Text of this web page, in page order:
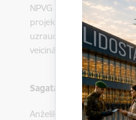
NPVG ir projektu
projekta plānošanas un
uzraudzīt projekta
veicināšanai ar
Sagatavoja:
Anželika Alika